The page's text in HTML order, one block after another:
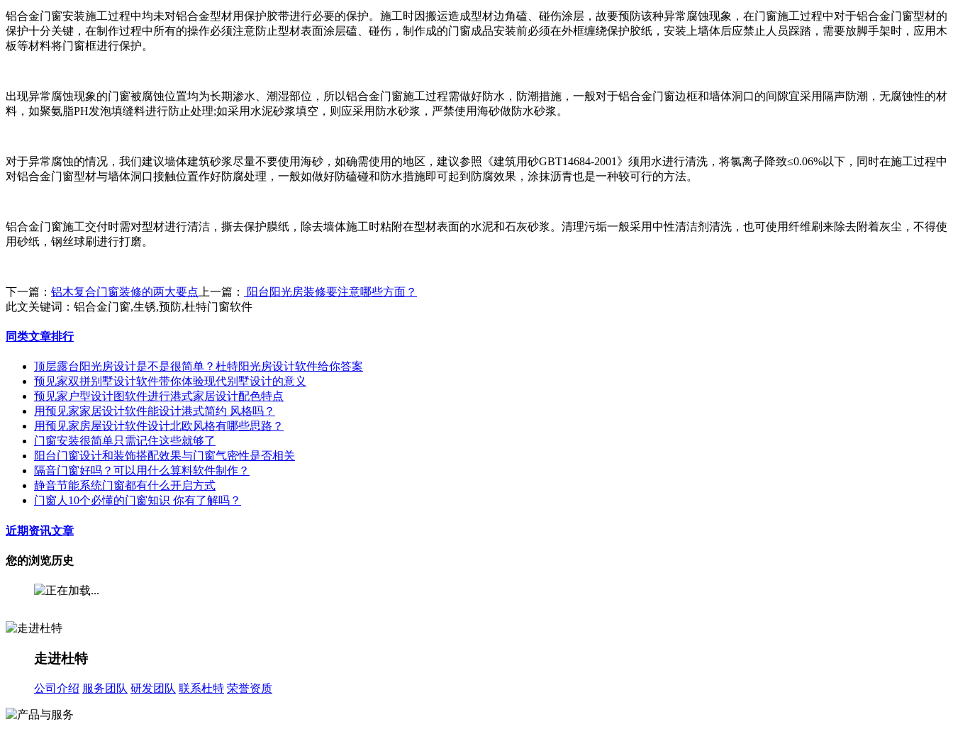
铝合金门窗安装施工过程中均未对铝合金型材用保护胶带进行必要的保护。施工时因搬运造成型材边角磕、碰伤涂层，故要预防该种异常腐蚀现象，在门窗施工过程中对于铝合金门窗型材的
保护十分关键，在制作过程中所有的操作必须注意防止型材表面涂层磕、碰伤，制作成的门窗成品安装前必须在外框缠绕保护胶纸，安装上墙体后应禁止人员踩踏，需要放脚手架时，应用木
板等材料将门窗框进行保护。
出现异常腐蚀现象的门窗被腐蚀位置均为长期渗水、潮湿部位，所以铝合金门窗施工过程需做好防水，防潮措施，一般对于铝合金门窗边框和墙体洞口的间隙宜采用隔声防潮，无腐蚀性的材
料，如聚氨脂PH发泡填缝料进行防止处理;如采用水泥砂浆填空，则应采用防水砂浆，严禁使用海砂做防水砂浆。
对于异常腐蚀的情况，我们建议墙体建筑砂浆尽量不要使用海砂，如确需使用的地区，建议参照《建筑用砂GBT14684-2001》须用水进行清洗，将氯离子降致≤0.06%以下，同时在施工过程中
对铝合金门窗型材与墙体洞口接触位置作好防腐处理，一般如做好防磕碰和防水措施即可起到防腐效果，涂抹沥青也是一种较可行的方法。
铝合金门窗施工交付时需对型材进行清洁，撕去保护膜纸，除去墙体施工时粘附在型材表面的水泥和石灰砂浆。清理污垢一般采用中性清洁剂清洗，也可使用纤维刷来除去附着灰尘，不得使
用砂纸，钢丝球刷进行打磨。
下一篇： 铝木复合门窗装修的两大要点 上一篇：
阳台阳光房装修要注意哪些方面？
此文关键词： 铝合金门窗,生锈,预防,杜特门窗软件
同类文章排行
顶层露台阳光房设计是不是很简单？杜特阳光房设计软件给你答案
预见家双拼别墅设计软件带你体验现代别墅设计的意义
预见家户型设计图软件进行港式家居设计配色特点
用预见家家居设计软件能设计港式简约 风格吗？
用预见家房屋设计软件设计北欧风格有哪些思路？
门窗安装很简单只需记住这些就够了
阳台门窗设计和装饰搭配效果与门窗气密性是否相关
隔音门窗好吗？可以用什么算料软件制作？
静音节能系统门窗都有什么开启方式
门窗人10个必懂的门窗知识 你有了解吗？
近期资讯文章
您的浏览历史
走进杜特
公司介绍 服务团队 研发团队 联系杜特 荣誉资质